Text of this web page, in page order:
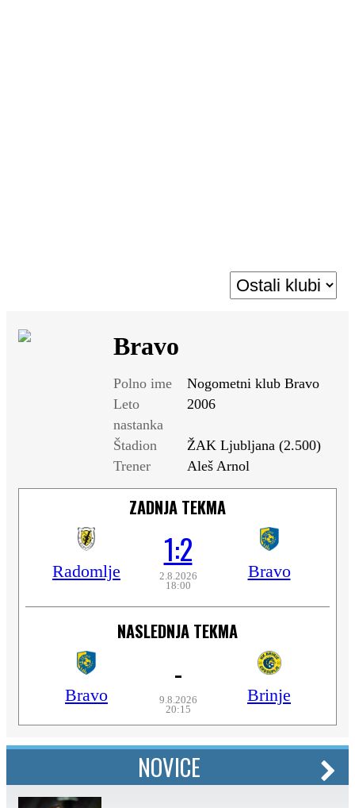
Bravo
Polno ime
Nogometni klub Bravo
Leto
nastanka
2006
Štadion
ŽAK Ljubljana (2.500)
Trener
Aleš Arnol
ZADNJA TEKMA
Radomlje
1:2
2.8.2026
18:00
Bravo
NASLEDNJA TEKMA
Bravo
-
9.8.2026
20:15
Brinje
NOVICE